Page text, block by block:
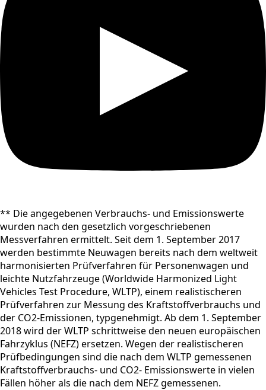
** Die angegebenen Verbrauchs- und Emissionswerte
wurden nach den gesetzlich vorgeschriebenen
Messverfahren ermittelt. Seit dem 1. September 2017
werden bestimmte Neuwagen bereits nach dem weltweit
harmonisierten Prüfverfahren für Personenwagen und
leichte Nutzfahrzeuge (Worldwide Harmonized Light
Vehicles Test Procedure, WLTP), einem realistischeren
Prüfverfahren zur Messung des Kraftstoffverbrauchs und
der CO2-Emissionen, typgenehmigt. Ab dem 1. September
2018 wird der WLTP schrittweise den neuen europäischen
Fahrzyklus (NEFZ) ersetzen. Wegen der realistischeren
Prüfbedingungen sind die nach dem WLTP gemessenen
Kraftstoffverbrauchs- und CO2- Emissionswerte in vielen
Fällen höher als die nach dem NEFZ gemessenen.